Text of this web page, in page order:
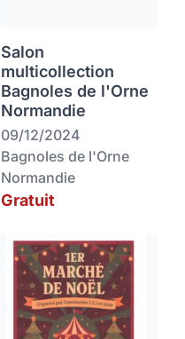
Salon
multicollection
Bagnoles de l'Orne
Normandie
09/12/2024
Bagnoles de l'Orne
Normandie
Gratuit